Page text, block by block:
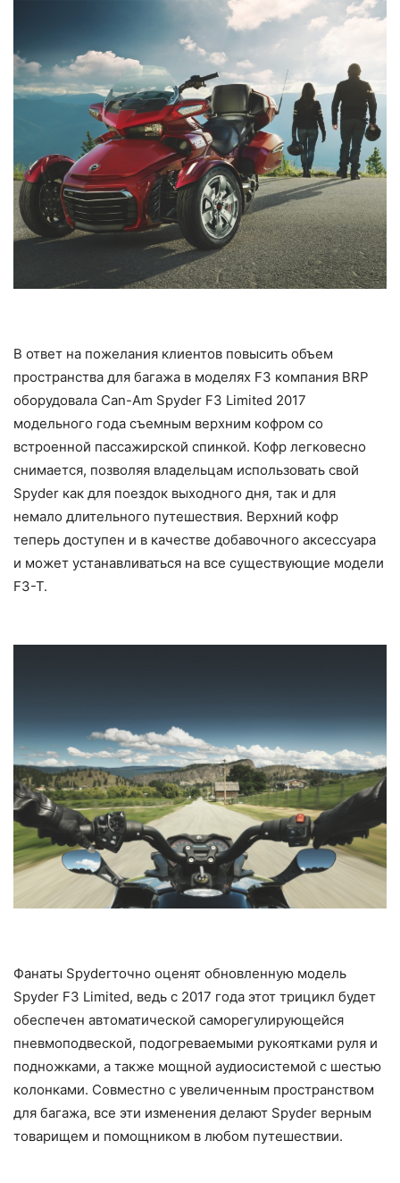
В ответ на пожелания клиентов повысить объем
пространства для багажа в моделях F3 компания BRP
оборудовала Can-Am Spyder F3 Limited 2017
модельного года съемным верхним кофром со
встроенной пассажирской спинкой. Кофр легковесно
снимается, позволяя владельцам использовать свой
Spyder как для поездок выходного дня, так и для
немало длительного путешествия. Верхний кофр
теперь доступен и в качестве добавочного аксессуара
и может устанавливаться на все существующие модели
F3-T.
Фанаты Spyderточно оценят обновленную модель
Spyder F3 Limited, ведь с 2017 года этот трицикл будет
обеспечен автоматической саморегулирующейся
пневмоподвеской, подогреваемыми рукоятками руля и
подножками, а также мощной аудиосистемой с шестью
колонками. Совместно с увеличенным пространством
для багажа, все эти изменения делают Spyder верным
товарищем и помощником в любом путешествии.